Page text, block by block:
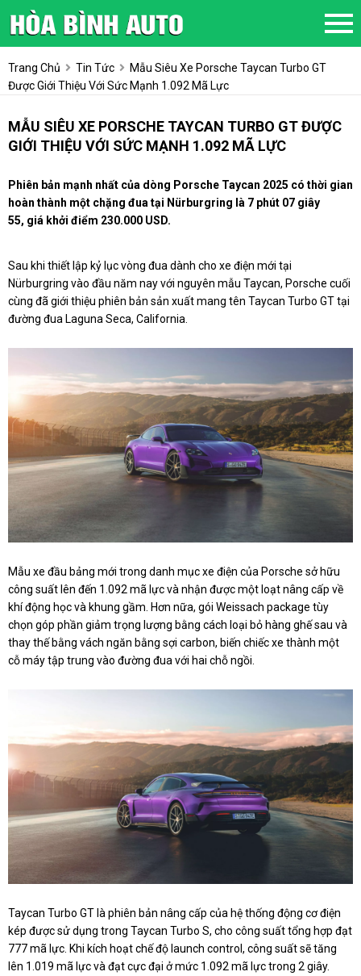
Trang Chủ Tin Tức
Mẫu Siêu Xe Porsche Taycan Turbo GT
Được Giới Thiệu Với Sức Mạnh 1.092 Mã Lực
MẪU SIÊU XE PORSCHE TAYCAN TURBO GT ĐƯỢC
GIỚI THIỆU VỚI SỨC MẠNH 1.092 MÃ LỰC
Phiên bản mạnh nhất của dòng Porsche Taycan 2025 có thời gian
hoàn thành một chặng đua tại Nürburgring là 7 phút 07 giây
55, giá khởi điểm 230.000 USD.
Sau khi thiết lập kỷ lục vòng đua dành cho xe điện mới tại
Nürburgring vào đầu năm nay với nguyên mẫu Taycan, Porsche cuối
cùng đã giới thiệu phiên bản sản xuất mang tên Taycan Turbo GT tại
đường đua Laguna Seca, California.
Mẫu xe đầu bảng mới trong danh mục xe điện của Porsche sở hữu
công suất lên đến 1.092 mã lực và nhận được một loạt nâng cấp về
khí động học và khung gầm. Hơn nữa, gói Weissach package tùy
chọn góp phần giảm trọng lượng bằng cách loại bỏ hàng ghế sau và
thay thế bằng vách ngăn bằng sợi carbon, biến chiếc xe thành một
cỗ máy tập trung vào đường đua với hai chỗ ngồi.
Taycan Turbo GT là phiên bản nâng cấp của hệ thống động cơ điện
kép được sử dụng trong Taycan Turbo S, cho công suất tổng hợp đạt
777 mã lực. Khi kích hoạt chế độ launch control, công suất sẽ tăng
lên 1.019 mã lực và đạt cực đại ở mức 1.092 mã lực trong 2 giây.